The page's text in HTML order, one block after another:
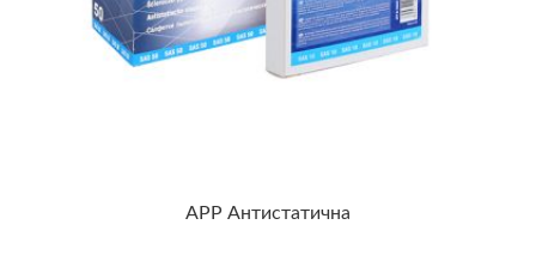
APP Антистатична